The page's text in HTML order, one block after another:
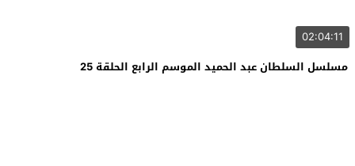
02:04:11
مسلسل السلطان عبد الحميد الموسم الرابع الحلقة 25